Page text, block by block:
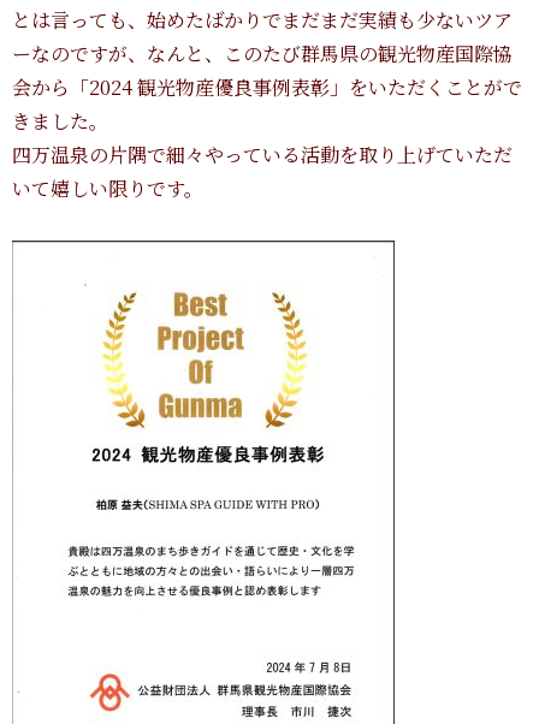
とは言っても、始めたばかりでまだまだ実績も少ないツア
ーなのですが、なんと、このたび群馬県の観光物産国際協
会から「2024 観光物産優良事例表彰」をいただくことがで
きました。
四万温泉の片隅で細々やっている活動を取り上げていただ
いて嬉しい限りです。